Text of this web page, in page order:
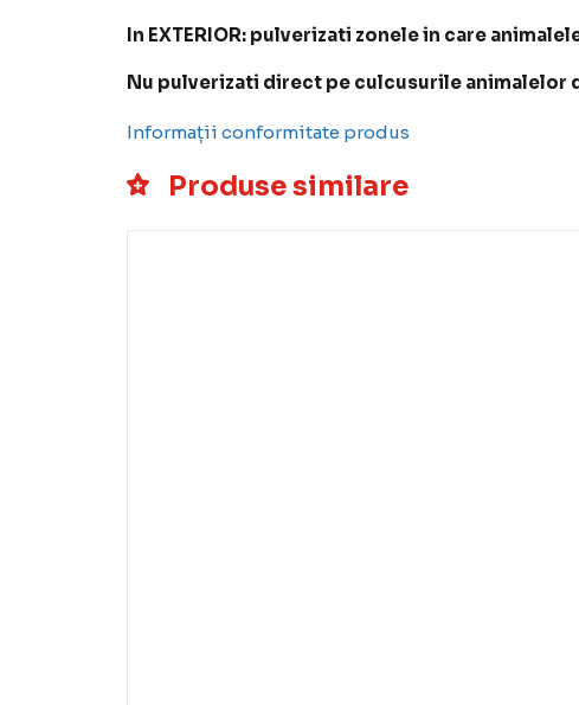
In EXTERIOR: pulverizati zonele in care
Nu pulverizati direct pe culcusurile animalelor
Informații conformitate produs
Produse similare